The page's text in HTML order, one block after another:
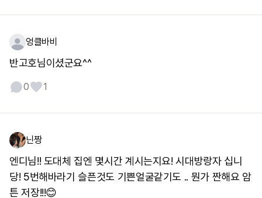
엉클바비
반고호님이셨군요^^
0 1
닌짱
엔디님!! 도대체 집엔 몇시간 계시는지요! 시대방랑자 십니
당! 5번해바라기 슬픈것도 기쁜얼굴같기도 .. 뭔가 짠해요 암
튼 저장!!!😊